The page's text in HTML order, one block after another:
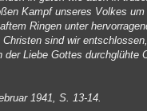
Kampf unseres Volkes
Ringen unter
sind wir
Liebe Gottes durchglühte
1941, S. 13-14.